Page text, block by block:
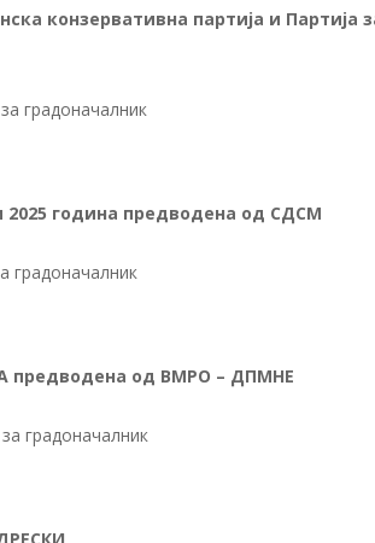
конзервативна партија и Партија
градоначалник
година предводена од СДСМ
градоначалник
предводена од ВМРО – ДПМНЕ
градоначалник